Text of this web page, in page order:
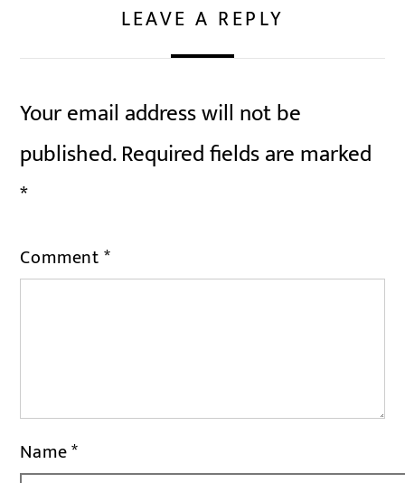
LEAVE A REPLY
Your email address will not be
published.Required fields are marked
*
Comment*
Name*